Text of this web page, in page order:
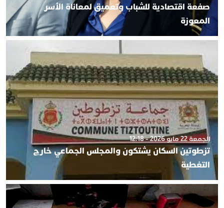
صفعة اقتصادية للشباب وتعميق لمعاناة الأسر
المعوزة
الجمعة 22 مايو 2026 - 12:18
تزطوتين السكان يشتكون والمجلس الجماعي خارج
التغطية